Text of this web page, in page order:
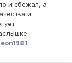
и сбежал, а
и